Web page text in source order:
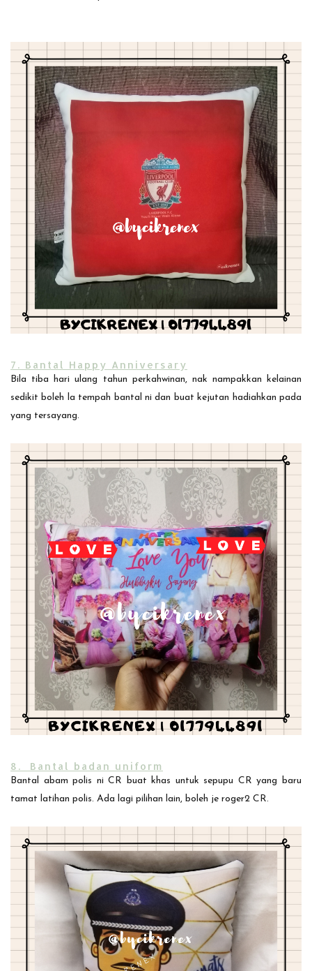
7. Bantal Happy Anniversary
Bila tiba hari ulang tahun perkahwinan, nak nampakkan kelainan
sedikit boleh la tempah bantal ni dan buat kejutan hadiahkan pada
yang tersayang.
8. Bantal badan uniform
Bantal abam polis ni CR buat khas untuk sepupu CR yang baru
tamat latihan polis. Ada lagi pilihan lain, boleh je roger2 CR.